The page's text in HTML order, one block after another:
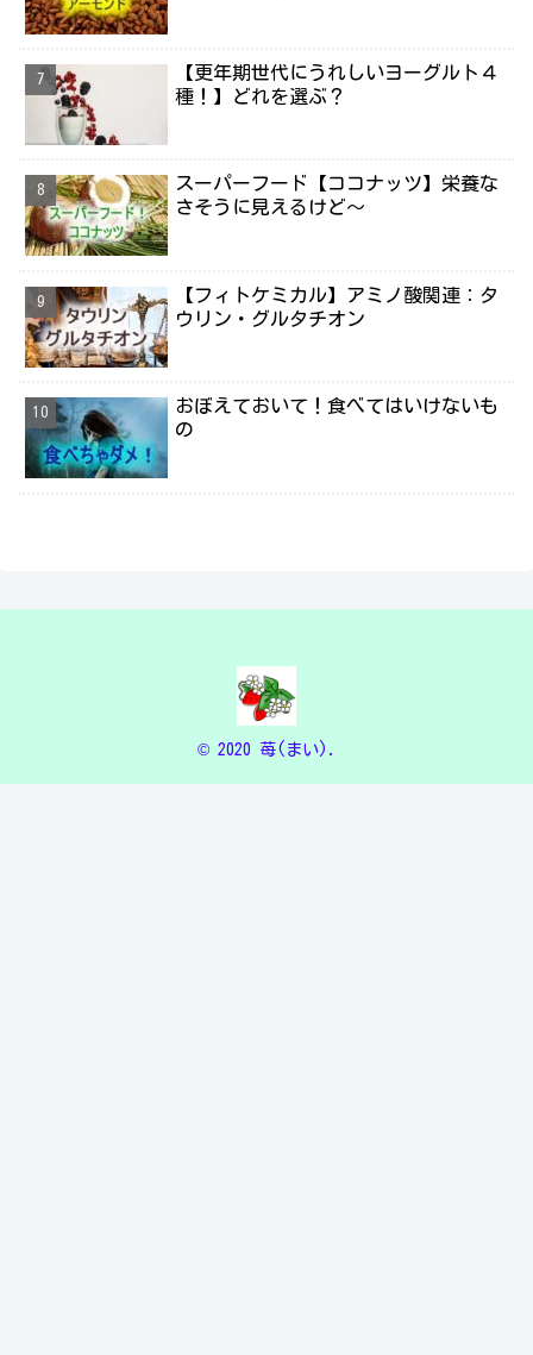
【更年期世代にうれしいヨーグルト４
種！】どれを選ぶ？
スーパーフード【ココナッツ】栄養な
さそうに見えるけど～
【フィトケミカル】アミノ酸関連：タ
ウリン・グルタチオン
おぼえておいて！食べてはいけないも
の
© 2020 苺(まい).